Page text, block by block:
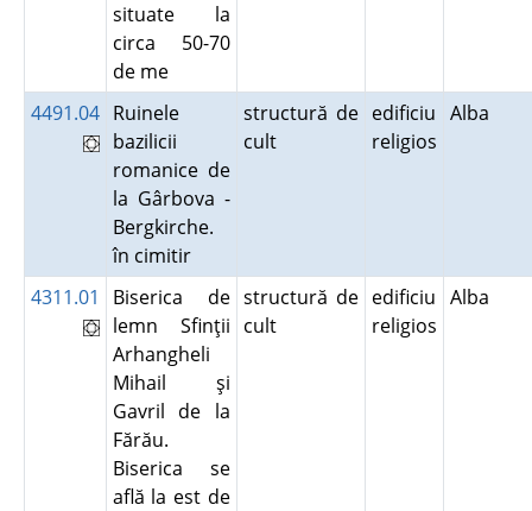
situate la
circa 50-70
de me
4491.04 Ruinele
bazilicii
romanice de
la Gârbova -
Bergkirche.
în cimitir
structură de
cult
edificiu
religios
Alba
4311.01
Biserica de
lemn Sfinţii
Arhangheli
Mihail şi
Gavril de la
Fărău.
Biserica se
află la est de
structură de
cult
edificiu
religios
Alba